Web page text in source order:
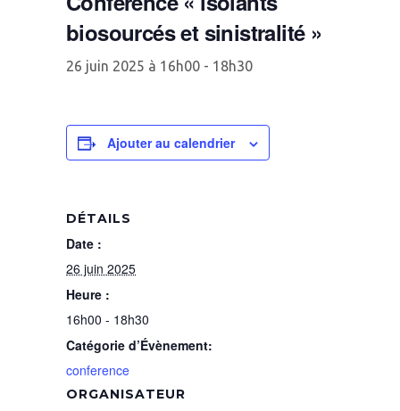
biosourcés et sinistralité »
26 juin 2025 à 16h00 - 18h30
Ajouter au calendrier
DÉTAILS
Date :
26 juin 2025
Heure :
16h00 - 18h30
Catégorie d’Évènement:
conference
ORGANISATEUR